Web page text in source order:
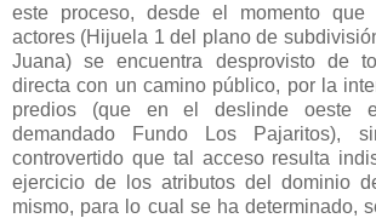
este proceso, desde el momento
actores (Hijuela 1 del plano de
Juana) se encuentra desprovisto de
directa con un camino público, por la
predios (que en el deslinde oeste
demandado Fundo Los Pajaritos),
controvertido que tal acceso resulta
ejercicio de los atributos del dominio
mismo, para lo cual se ha determinado,